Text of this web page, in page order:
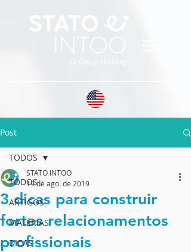
Post
TODOS
ARTIGOS
MATÉRIAS
DICAS
TODOS
3 dicas para construir
fortes relacionamentos
profissionais
STATO INTOO
19 de ago. de 2019